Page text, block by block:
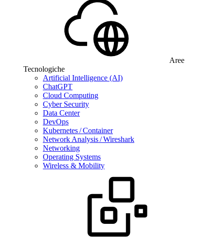
Aree
Tecnologiche
Artificial Intelligence (AI)
ChatGPT
Cloud Computing
Cyber Security
Data Center
DevOps
Kubernetes / Container
Network Analysis / Wireshark
Networking
Operating Systems
Wireless & Mobility